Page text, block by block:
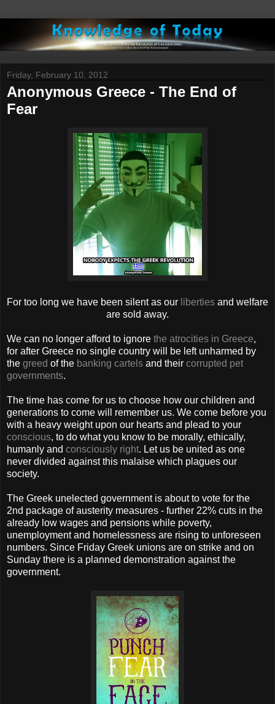
Friday, February 10, 2012
Anonymous Greece - The End of
Fear
For too long we have been silent as our liberties and welfare
are sold away.
We can no longer afford to ignore the atrocities in Greece,
for after Greece no single country will be left unharmed by
the greed of the banking cartels and their corrupted pet
governments.
The time has come for us to choose how our children and
generations to come will remember us. We come before you
with a heavy weight upon our hearts and plead to your
conscious, to do what you know to be morally, ethically,
humanly and consciously right. Let us be united as one
never divided against this malaise which plagues our
society.
The Greek unelected government is about to vote for the
2nd package of austerity measures - further 22% cuts in the
already low wages and pensions while poverty,
unemployment and homelessness are rising to unforeseen
numbers. Since Friday Greek unions are on strike and on
Sunday there is a planned demonstration against the
government.